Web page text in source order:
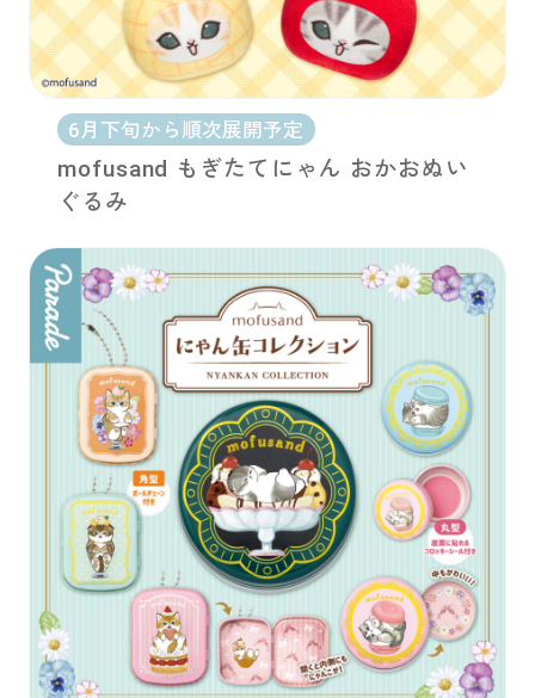
6月下旬から順次展開予定
mofusand もぎたてにゃん おかおぬい
ぐるみ